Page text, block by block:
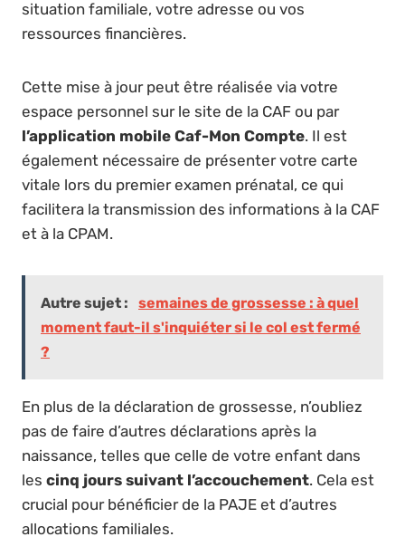
situation familiale, votre adresse ou vos
ressources financières.
Cette mise à jour peut être réalisée via votre
espace personnel sur le site de la CAF ou par
l’application mobile Caf-Mon Compte. Il est
également nécessaire de présenter votre carte
vitale lors du premier examen prénatal, ce qui
facilitera la transmission des informations à la CAF
et à la CPAM.
Autre sujet :
semaines de grossesse : à quel
moment faut-il s'inquiéter si le col est fermé
?
En plus de la déclaration de grossesse, n’oubliez
pas de faire d’autres déclarations après la
naissance, telles que celle de votre enfant dans
les cinq jours suivant l’accouchement. Cela est
crucial pour bénéficier de la PAJE et d’autres
allocations familiales.